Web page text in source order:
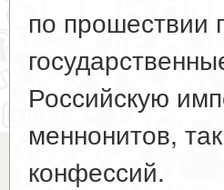
по прошествии
Российскую
меннонитов,
конфессий.